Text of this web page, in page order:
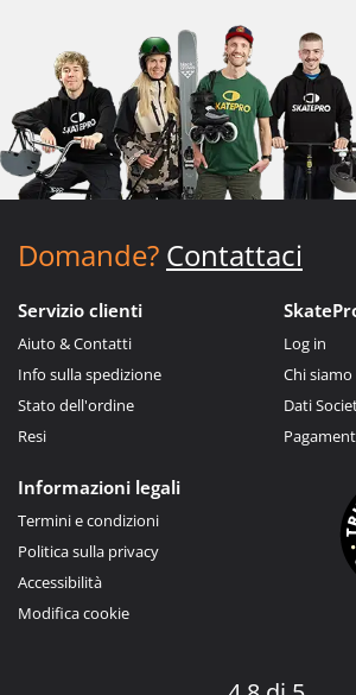
Domande? Contattaci
Servizio clienti
Aiuto & Contatti
Info sulla spedizione
Stato dell'ordine
Resi
Log in
Chi siamo
Dati
Informazioni legali
Termini e condizioni
Politica sulla privacy
Accessibilità
Modifica cookie